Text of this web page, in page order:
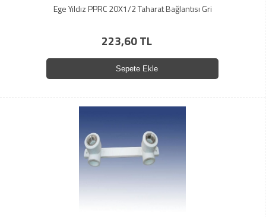
Ege Yıldız PPRC 20X1/2 Taharat Bağlantısı Gri
223,60 TL
Sepete Ekle